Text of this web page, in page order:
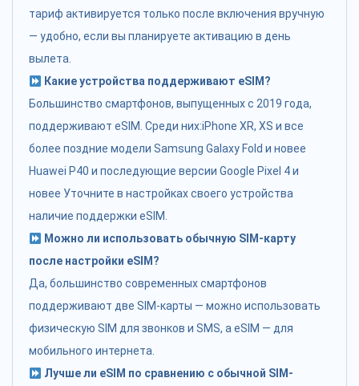
тариф активируется только после включения вручную
— удобно, если вы планируете активацию в день
вылета.
Какие устройства поддерживают eSIM?
Большинство смартфонов, выпущенных с 2019 года,
поддерживают eSIM. Среди них:iPhone XR, XS и все
более поздние модели Samsung Galaxy Fold и новее
Huawei P40 и последующие версии Google Pixel 4 и
новее Уточните в настройках своего устройства
наличие поддержки eSIM.
Можно ли использовать обычную SIM-карту
после настройки eSIM?
Да, большинство современных смартфонов
поддерживают две SIM-карты — можно использовать
физическую SIM для звонков и SMS, а eSIM — для
мобильного интернета.
Лучше ли eSIM по сравнению с обычной SIM-